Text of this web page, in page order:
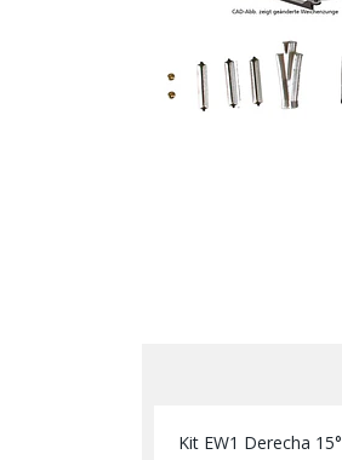
Kit EW1 Derecha 15°